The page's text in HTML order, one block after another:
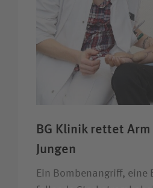
BG Klinik rettet
Jungen
Ein Bombenangriff, eine